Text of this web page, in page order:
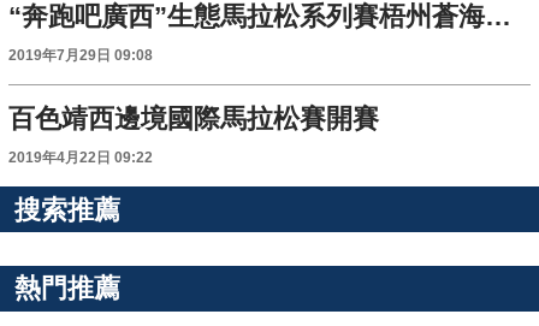
“奔跑吧廣西”生態馬拉松系列賽梧州蒼海站完賽
2019年7月29日 09:08
百色靖西邊境國際馬拉松賽開賽
2019年4月22日 09:22
搜索推薦
熱門推薦